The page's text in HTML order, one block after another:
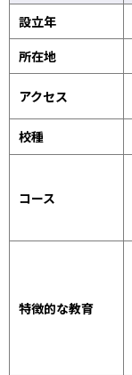
設立年
所在地
アクセス
校種
コース
特徴的な教育